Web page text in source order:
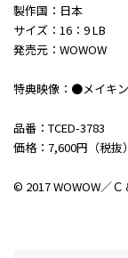
製作国：日本
サイズ：16：9 LB
発売元：WOWOW
特典映像：●メイキ
品番：TCED-3783
価格：7,600円（税抜）
© 2017 WOWOW／